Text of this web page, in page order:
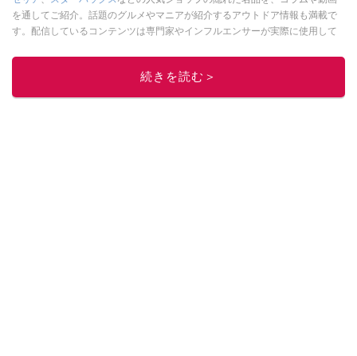
を通してご紹介。話題のグルメやマニアが紹介するアウトドア情報も満載で
す。配信しているコンテンツは専門家やインフルエンサーが実際に使用して
ニュースでフォロー
続きを読む＞